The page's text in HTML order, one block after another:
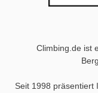
Climbing.de ist
Seit 1998 präsentiert